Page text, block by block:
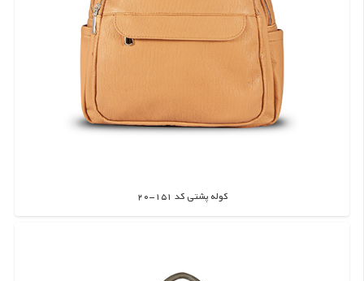
کوله پشتی کد 151-20
اطلاعات بیشتر